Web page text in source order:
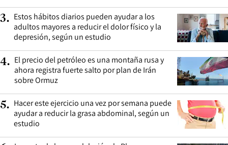
3. Estos hábitos diarios pueden ayudar a los
adultos mayores a reducir el dolor físico y la
depresión, según un estudio
4. El precio del petróleo es una montaña rusa y
ahora registra fuerte salto por plan de Irán
sobre Ormuz
5. Hacer este ejercicio una vez por semana puede
ayudar a reducir la grasa abdominal, según un
estudio